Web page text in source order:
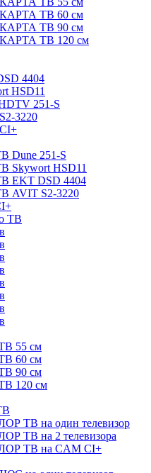
ТВ 60 см
ТВ 90 см
ТВ 120 см
4404
HSD11
251-S
3220
Dune 251-S
Skywort HSD11
EKT DSD 4404
AVIT S2-3220
ТВ
55 см
60 см
90 см
120 см
ТВ на один телевизор
ТВ на 2 телевизора
ТВ на CAM CI+